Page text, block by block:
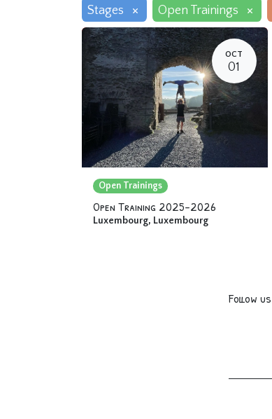
Stages × Open Trainings ×
OCT
01
Open Trainings
Open Training 2025-2026
Luxembourg, Luxembourg
Follow us